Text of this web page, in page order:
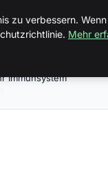
Immunsystem
zu verbessern. Wenn
Mehr